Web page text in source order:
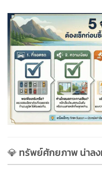
💎 ทรัพย์ศักยภาพ น่าล